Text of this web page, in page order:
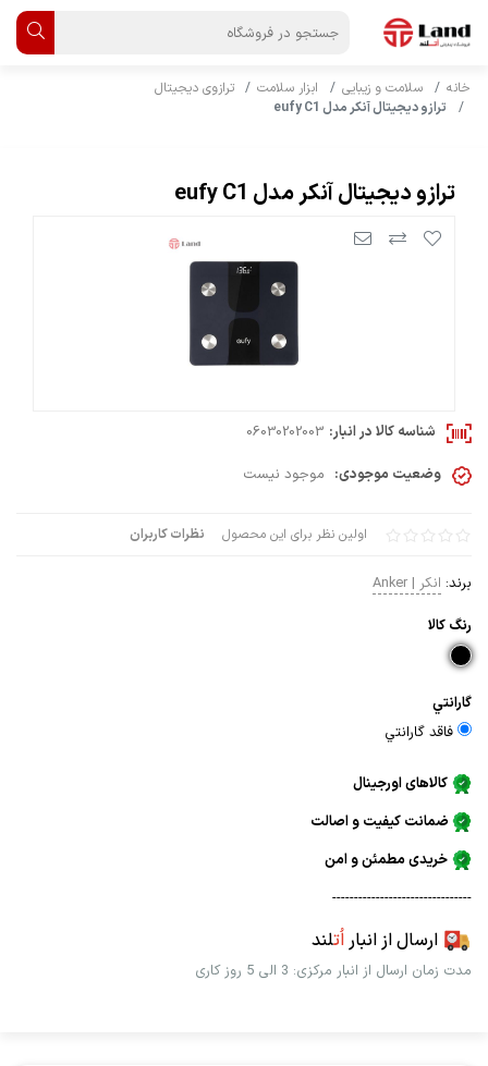
خانه سلامت و زیبایی ابزار سلامت
ترازوی دیجیتال
ترازو دیجیتال آنکر مدل eufy C1
ترازو دیجیتال آنکر مدل eufy C1
اولین نظر برای این محصول نظرات کاربران
برند: انکر | Anker
رنگ كالا
گارانتي
فاقد گارانتي
کالاهای اورجینال
ضمانت کیفیت و اصالت
خریدی مطمئن و امن
--------------------------------
ارسال از انباراُتلند
مدت زمان ارسال از انبار مرکزی: 3 الی 5 روز کاری
شناسه کالا در انبار: 06030202003
وضعیت موجودی: موجود نیست